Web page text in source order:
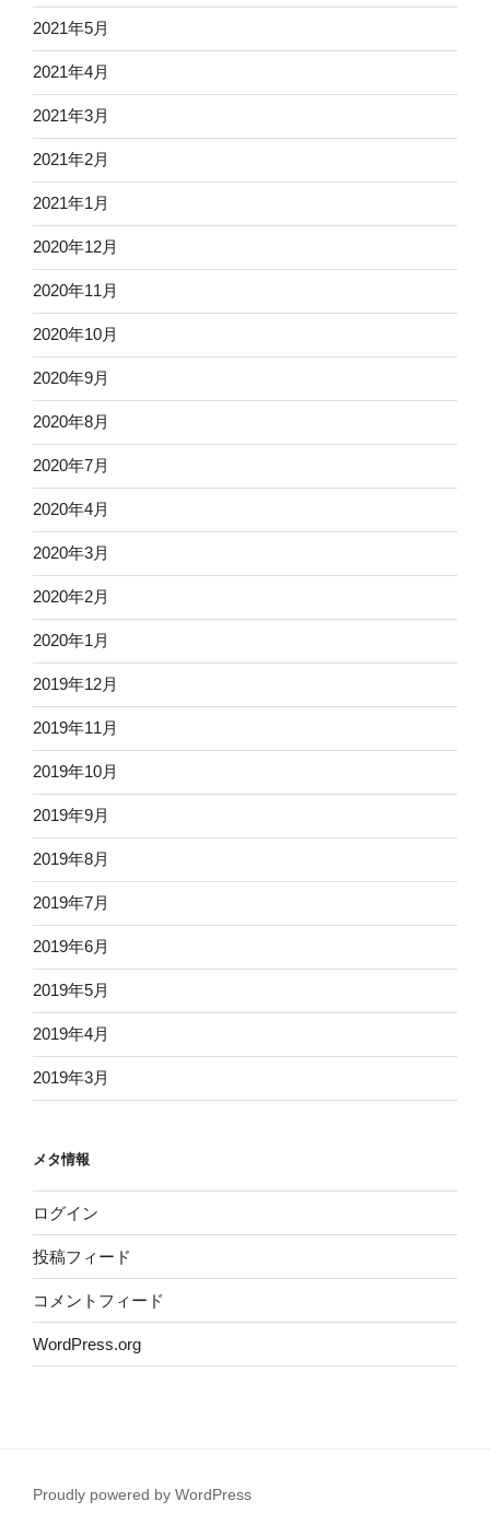
2021年5月
2021年4月
2021年3月
2021年2月
2021年1月
2020年12月
2020年11月
2020年10月
2020年9月
2020年8月
2020年7月
2020年4月
2020年3月
2020年2月
2020年1月
2019年12月
2019年11月
2019年10月
2019年9月
2019年8月
2019年7月
2019年6月
2019年5月
2019年4月
2019年3月
メタ情報
ログイン
投稿フィード
コメントフィード
WordPress.org
Proudly powered by WordPress